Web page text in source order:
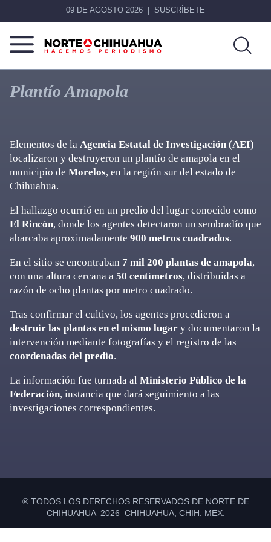
09 DE AGOSTO 2026 SUSCRÍBETE
Norte
De
Chihuahua
Más
que
noticias,
Plantío Amapola
Elementos de la Agencia Estatal de Investigación (AEI)
localizaron y destruyeron un plantío de amapola en el
municipio de Morelos, en la región sur del estado de
Chihuahua.
El hallazgo ocurrió en un predio del lugar conocido como
El Rincón, donde los agentes detectaron un sembradío que
abarcaba aproximadamente 900 metros cuadrados.
En el sitio se encontraban 7 mil 200 plantas de amapola,
con una altura cercana a 50 centímetros, distribuidas a
razón de ocho plantas por metro cuadrado.
Tras confirmar el cultivo, los agentes procedieron a
destruir las plantas en el mismo lugar y documentaron la
intervención mediante fotografías y el registro de las
coordenadas del predio.
La información fue turnada al Ministerio Público de la
Federación, instancia que dará seguimiento a las
investigaciones correspondientes.
® TODOS LOS DERECHOS RESERVADOS DE NORTE DE
CHIHUAHUA 2026 CHIHUAHUA, CHIH. MEX.